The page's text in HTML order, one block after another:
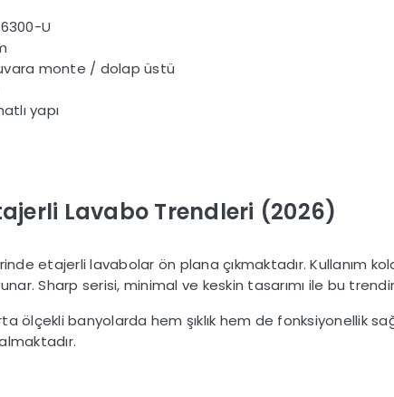
U
monte / dolap üstü
yapı
Lavabo Trendleri (2026)
etajerli lavabolar ön plana çıkmaktadır. Kullanım
Sharp serisi, minimal ve keskin tasarımı ile bu
ölçekli banyolarda hem şıklık hem de fonksiyonellik